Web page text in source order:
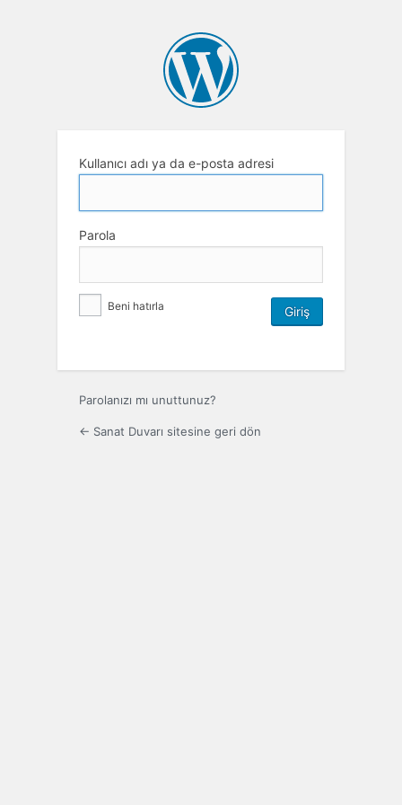
Kullanıcı adı ya da e-posta adresi
Parola
Beni hatırla
Parolanızı mı unuttunuz?
← Sanat Duvarı sitesine geri dön